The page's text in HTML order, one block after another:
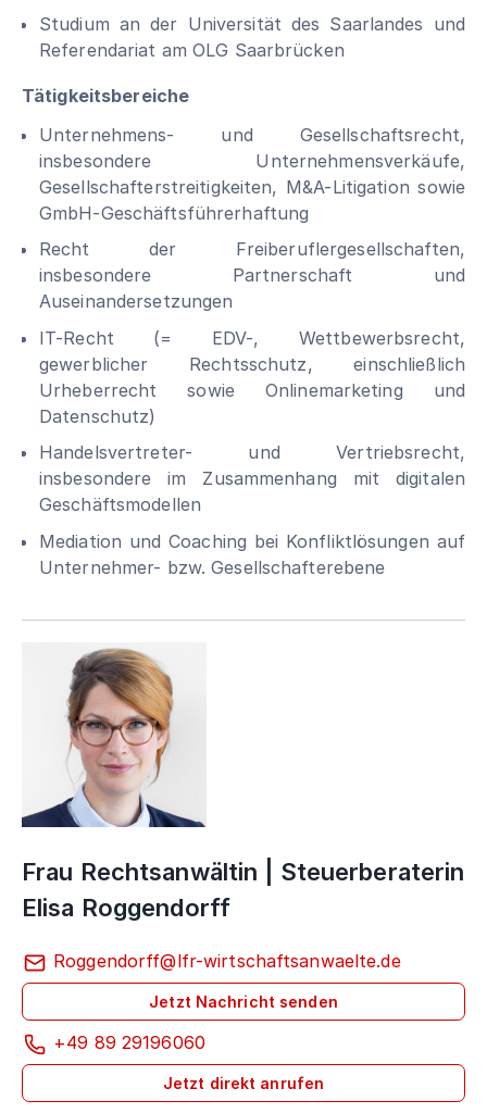
Studium an der Universität des Saarlandes und
Referendariat am OLG Saarbrücken
Tätigkeitsbereiche
Unternehmens- und Gesellschaftsrecht,
insbesondere Unternehmensverkäufe,
Gesellschafterstreitigkeiten, M&A-Litigation sowie
GmbH-Geschäftsführerhaftung
Recht der Freiberuflergesellschaften,
insbesondere Partnerschaft und
Auseinandersetzungen
IT-Recht (= EDV-, Wettbewerbsrecht,
gewerblicher Rechtsschutz, einschließlich
Urheberrecht sowie Onlinemarketing und
Datenschutz)
Handelsvertreter- und Vertriebsrecht,
insbesondere im Zusammenhang mit digitalen
Geschäftsmodellen
Mediation und Coaching bei Konfliktlösungen auf
Unternehmer- bzw. Gesellschafterebene
Frau Rechtsanwältin | Steuerberaterin
Elisa Roggendorff
Roggendorff@lfr-wirtschaftsanwaelte.de
Jetzt Nachricht senden
+49 89 29196060
Jetzt direkt anrufen